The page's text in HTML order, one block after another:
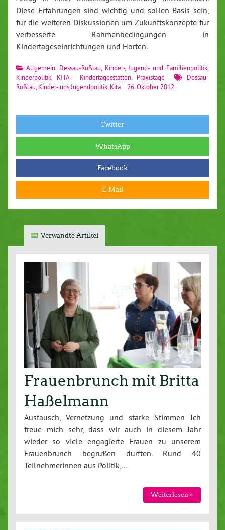
Diese Erfahrungen sind wichtig und sollen Basis sein,
für die weiteren Diskussionen um Zukunftskonzepte für
verbesserte Rahmenbedingungen in
Kindertageseinrichtungen und Horten.
Allgemein, Dessau-Roßlau Kinder-, Jugend- und Familienpolitik
Kinderpolitik
KITA - Kindertagesstätten Praxistage
Dessau-
Roßlau Kinder- uns Jugendpolitik Kita 26. Oktober 2012
Twitter
WhatsApp
Facebook
E-Mail
Verwandte Artikel
Frauenbrunch mit Britta
Haßelmann
Austausch, Vernetzung und starke Stimmen Ich
freue mich sehr, dass wir auch in diesem Jahr
wieder so viele engagierte Frauen zu unserem
Frauenbrunch begrüßen durften. Rund 40
Teilnehmerinnen aus Politik,…
Weiterlesen »